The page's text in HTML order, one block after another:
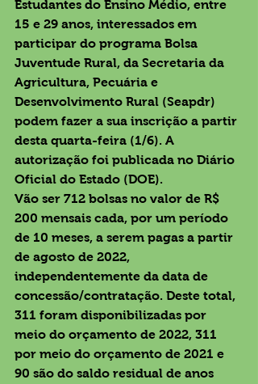
Estudantes do Ensino Médio, entre
15 e 29 anos, interessados em
participar do programa Bolsa
Juventude Rural, da Secretaria da
Agricultura, Pecuária e
Desenvolvimento Rural (Seapdr)
podem fazer a sua inscrição a partir
desta quarta-feira (1/6). A
autorização foi publicada no Diário
Oficial do Estado (DOE).
Vão ser 712 bolsas no valor de R$
200 mensais cada, por um período
de 10 meses, a serem pagas a partir
de agosto de 2022,
independentemente da data de
concessão/contratação. Deste total,
311 foram disponibilizadas por
meio do orçamento de 2022, 311
por meio do orçamento de 2021 e
90 são do saldo residual de anos